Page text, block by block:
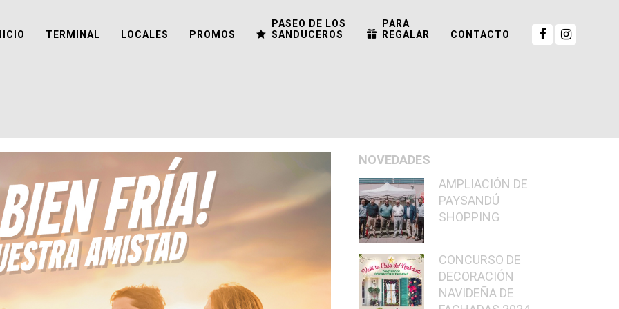
TERMINAL LOCALES PROMOS
PASEO DE LOS
SANDUCEROS
PARA
REGALAR
CONTACTO
NOVEDADES
AMPLIACIÓN DE
PAYSANDÚ
SHOPPING
CONCURSO DE
DECORACIÓN
NAVIDEÑA DE